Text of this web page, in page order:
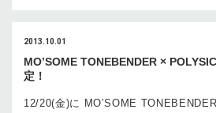
2013.10.01
MO’SOME TONEBENDER ×
定！
12/20(金)に MO’SOME